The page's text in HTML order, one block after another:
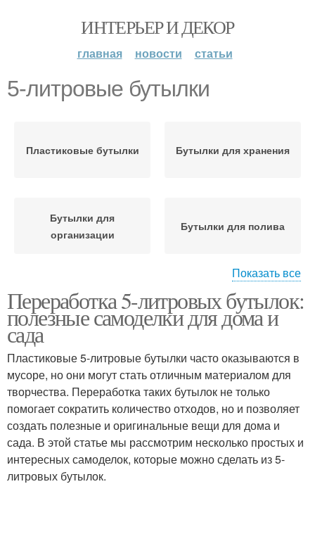
ИНТЕРЬЕР И ДЕКОР
главная новости статьи
5-литровые бутылки
Пластиковые бутылки Бутылки для хранения
Бутылки для
организации
Бутылки для полива
Бутылки для создания
Принцип из
пластиковых бутылок
Бутылка в
оригинальный вазон
Уголок из пластиковых
бутылок
Сад в бутылке
Бутылки для
домашнего обихода
Показать все
Переработка 5-литровых бутылок:
полезные самоделки для дома и
сада
Пластиковые 5-литровые бутылки часто оказываются в
мусоре, но они могут стать отличным материалом для
творчества. Переработка таких бутылок не только
помогает сократить количество отходов, но и позволяет
создать полезные и оригинальные вещи для дома и
сада. В этой статье мы рассмотрим несколько простых и
интересных самоделок, которые можно сделать из 5-
литровых бутылок.